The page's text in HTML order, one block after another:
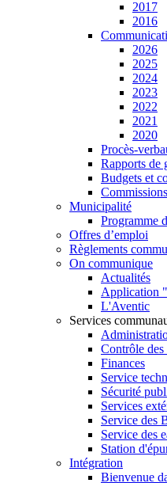
2017
2016
2026
2025
2024
2023
2022
2021
2020
Procès-
Rapports de
Budgets et
Municipalité
Programme
Offres d’emploi
Règlements
On communique
Actualités
Application
L'Aventic
Services
Contrôle
Finances
Service
Sécurité
Services
Service des
Service des
Station
Intégration
Bienvenue